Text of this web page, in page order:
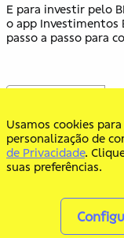
E para investir pelo
o app Investimentos
passo a passo para
Usamos cookies
personalização de
de Privacidade.
suas preferências.